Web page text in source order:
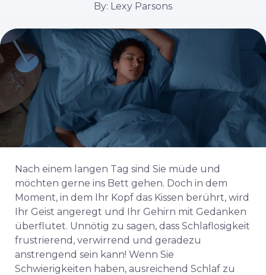
By: Lexy Parsons
Nach einem langen Tag sind Sie müde und
möchten gerne ins Bett gehen. Doch in dem
Moment, in dem Ihr Kopf das Kissen berührt, wird
Ihr Geist angeregt und Ihr Gehirn mit Gedanken
überflutet. Unnötig zu sagen, dass Schlaflosigkeit
frustrierend, verwirrend und geradezu
anstrengend sein kann! Wenn Sie
Schwierigkeiten haben, ausreichend Schlaf zu